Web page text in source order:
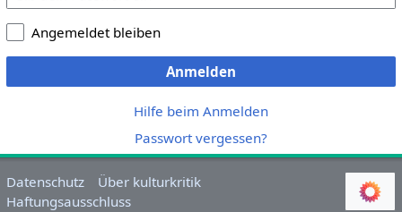
Angemeldet bleiben
Anmelden
Hilfe beim Anmelden
Passwort vergessen?
Datenschutz
Über kulturkritik
Haftungsausschluss